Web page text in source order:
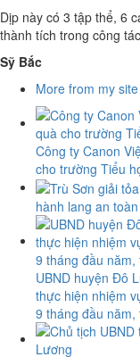
Dịp này có 3 tập thể, 6
thành tích trong công
Sỹ Bắc
More from my site
Công ty Canon
cho trường Tiểu
hành lang an
UBND huyện Đô
thực hiện nhiệm
9 tháng đầu